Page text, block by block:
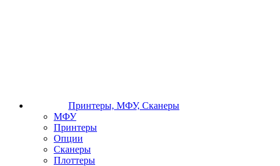
Принтеры, МФУ, Сканеры
МФУ
Принтеры
Опции
Сканеры
Плоттеры